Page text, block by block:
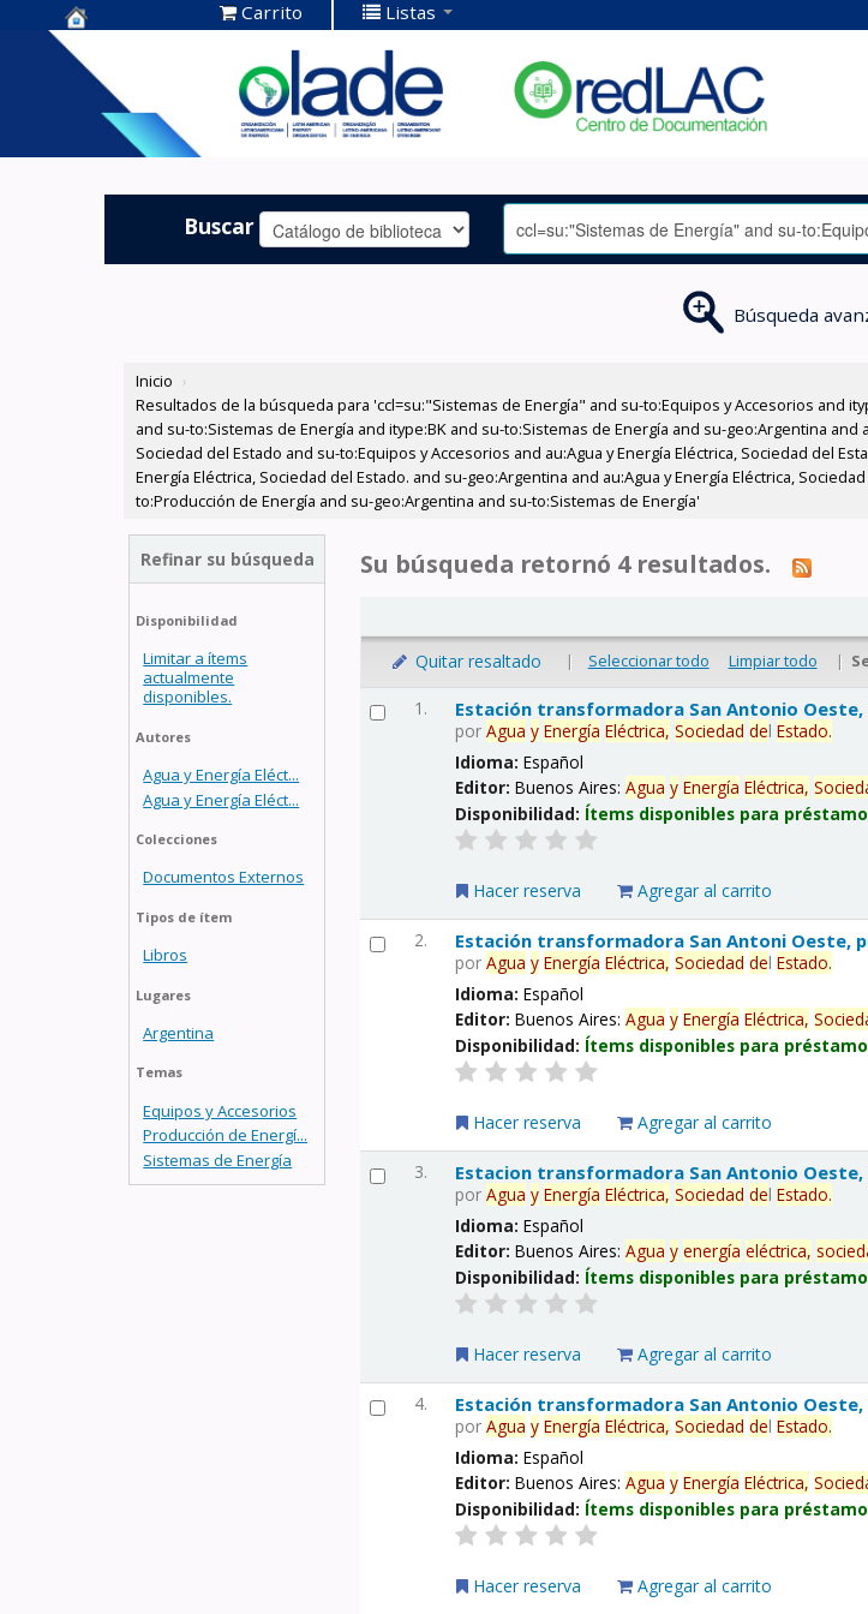
Centro de
Documentación
OLADE -
Carrito Listas
Buscar
Búsqueda
Inicio ›
Resultados de la búsqueda para 'ccl=su:"Sistemas de Energía" and su-to:Equipos y Accesorios and
and su-to:Sistemas de Energía and itype:BK and su-to:Sistemas de Energía and su-geo:Argentina and
Sociedad del Estado and su-to:Equipos y Accesorios and au:Agua y Energía Eléctrica, Sociedad del
Energía Eléctrica, Sociedad del Estado. and su-geo:Argentina and au:Agua y Energía Eléctrica,
to:Producción de Energía and su-geo:Argentina and su-to:Sistemas de Energía'
Refinar su búsqueda
Disponibilidad
Limitar a ítems
actualmente
disponibles.
Autores
Agua y Energía Eléct...
Agua y Energía Eléct...
Colecciones
Documentos Externos
Tipos de ítem
Libros
Lugares
Argentina
Temas
Equipos y Accesorios
Producción de Energí...
Sistemas de Energía
Su búsqueda retornó 4 resultados.
Quitar resaltado | Seleccionar todo Limpiar todo |
1. Estación transformadora San Antonio Oeste,
porAgua y Energía Eléctrica, Sociedad delEstado.
Idioma:Español
Editor:Buenos Aires:Agua y Energía Eléctrica,
Disponibilidad: Ítems disponibles para
Hacer reserva Agregar al carrito
2. Estación transformadora San Antoni Oeste,
porAgua y Energía Eléctrica, Sociedad delEstado.
Idioma:Español
Editor:Buenos Aires:Agua y Energía Eléctrica,
Disponibilidad: Ítems disponibles para
Hacer reserva Agregar al carrito
3. Estacion transformadora San Antonio Oeste,
porAgua y Energía Eléctrica, Sociedad delEstado.
Idioma:Español
Editor:Buenos Aires:Agua y energía eléctrica,
Disponibilidad: Ítems disponibles para
Hacer reserva Agregar al carrito
4. Estación transformadora San Antonio Oeste,
porAgua y Energía Eléctrica, Sociedad delEstado.
Idioma:Español
Editor:Buenos Aires:Agua y Energía Eléctrica,
Disponibilidad: Ítems disponibles para
Hacer reserva Agregar al carrito